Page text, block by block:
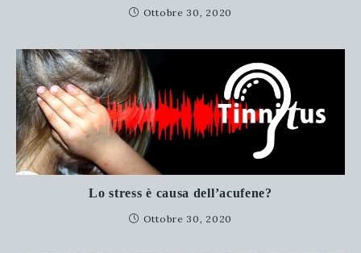
Ottobre 30, 2020
Lo stress è causa dell’acufene?
Ottobre 30, 2020